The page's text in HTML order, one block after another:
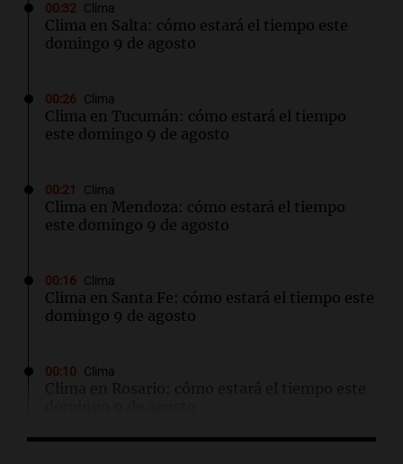
00:32 Clima
Clima en Salta: cómo estará el tiempo este
domingo 9 de agosto
00:26 Clima
Clima en Tucumán: cómo estará el tiempo
este domingo 9 de agosto
00:21 Clima
Clima en Mendoza: cómo estará el tiempo
este domingo 9 de agosto
00:16 Clima
Clima en Santa Fe: cómo estará el tiempo este
domingo 9 de agosto
00:10 Clima
Clima en Rosario: cómo estará el tiempo este